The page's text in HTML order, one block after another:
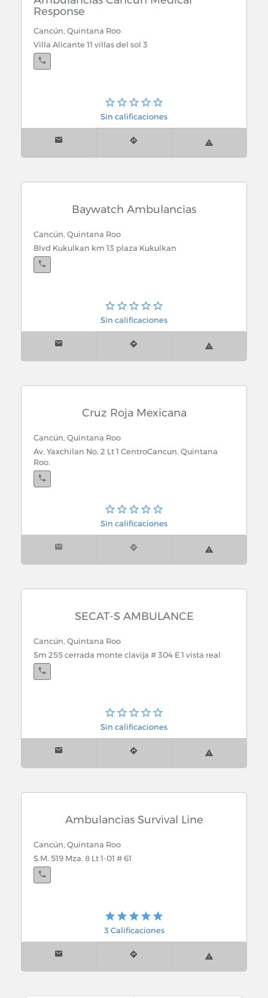
Response
Cancún, Quintana Roo
Villa Alicante 11 villas del sol 3
Sin calificaciones
Baywatch Ambulancias
Cancún, Quintana Roo
Blvd Kukulkan km 13 plaza Kukulkan
Sin calificaciones
Cruz Roja Mexicana
Cancún, Quintana Roo
Av. Yaxchilan No. 2 Lt 1 CentroCancun, Quintana
Roo.
Sur Centro
Av. juarez S/n esq. Calle 25 NorteAv.Juarez, Playa del
Tulum, Quintana Roo
Isla Mujeres, Quintana Roo
Cozumel, Quintana Roo
y Calle 25 Sur
Chetumal, Quintana Roo
Felipe Carrillo Puerto, Quintana Roo
Sin calificaciones
SECAT-S AMBULANCE
Cancún, Quintana Roo
Sm 255 cerrada monte clavija # 304 E 1 vista real
Sin calificaciones
Ambulancias Survival Line
Cancún, Quintana Roo
S.M. 519 Mza. 8 Lt 1-01 # 61
3 Calificaciones